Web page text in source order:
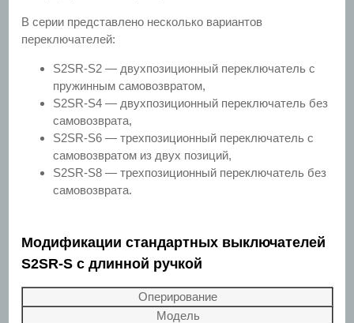
В серии представлено несколько вариантов
переключателей:
S2SR-S2 — двухпозиционный переключатель с
пружинным самовозвратом,
S2SR-S4 — двухпозиционный переключатель без
самовозврата,
S2SR-S6 — трехпозиционный переключатель с
самовозвратом из двух позиций,
S2SR-S8 — трехпозиционный переключатель без
самовозврата.
Модификации стандартных выключателей
S2SR-S с длинной ручкой
Оперирование
Модель